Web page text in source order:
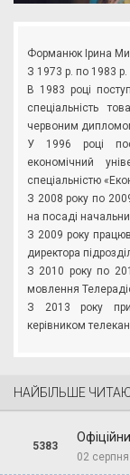
Форманюк Ірина
З 1973 р. по 1983
В 1983 році
спеціальність
червоним
У 1996 році
економічний
спеціальністю
З 2008 року по
на посаді
З 2009 року
директора
З 2010 року по
мовлення
З 2013 року
керівником
НАЙБІЛЬШЕ
5383
02